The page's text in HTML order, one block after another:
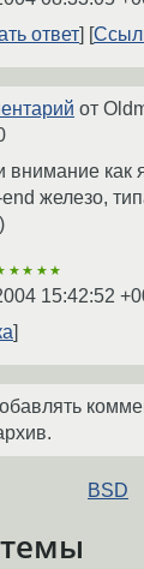
ответ
от
внимание как
железо,
15:42:52
BSD